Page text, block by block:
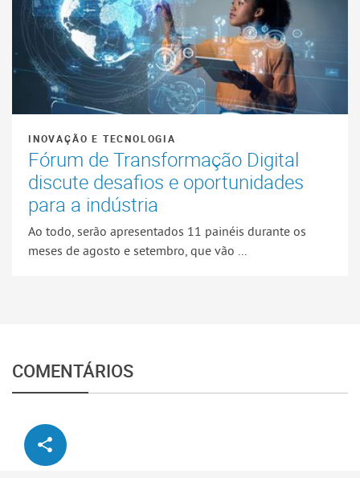
INOVAÇÃO E TECNOLOGIA
Fórum de Transformação Digital
discute desafios e oportunidades
para a indústria
Ao todo, serão apresentados 11 painéis durante os
meses de agosto e setembro, que vão ...
COMENTÁRIOS